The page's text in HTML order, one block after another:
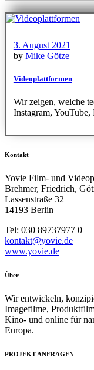
3. August 2021
by Mike Götze
Videoplattformen
Wir zeigen, welche
Instagram,
Kontakt
Yovie Film- und
Brehmer, Friedrich,
Lassenstraße 32
14193 Berlin
Tel: 030 89737977 0
kontakt@yovie.de
www.yovie.de
Über
Wir entwickeln,
Imagefilme,
Kino- und online für
Europa.
PROJEKT ANFRAGEN